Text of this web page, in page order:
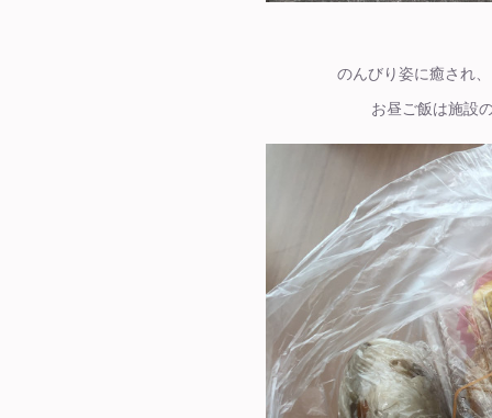
のんびり姿に癒され
お昼ご飯は施設